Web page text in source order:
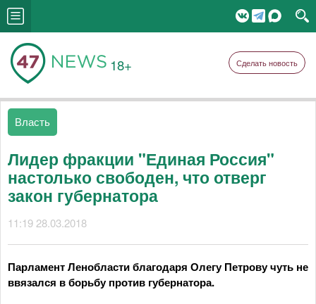
18+ Сделать новость
Власть
Лидер фракции "Единая Россия"
настолько свободен, что отверг
закон губернатора
11:19 28.03.2018
Парламент Ленобласти благодаря Олегу Петрову чуть не
ввязался в борьбу против губернатора.